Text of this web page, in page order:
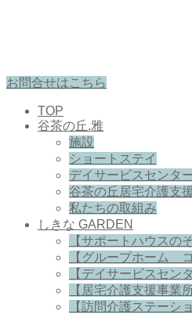
お問合せはこちら
TOP
谷茶の丘.雅
施設
ショートステイ
デイサービスセンタ
谷茶の丘居宅介護支
私たちの取組み
しきな GARDEN
【サポートハウスの
【グループホーム
【デイサービスセン
【居宅介護支援事業
【訪問介護ステーシ